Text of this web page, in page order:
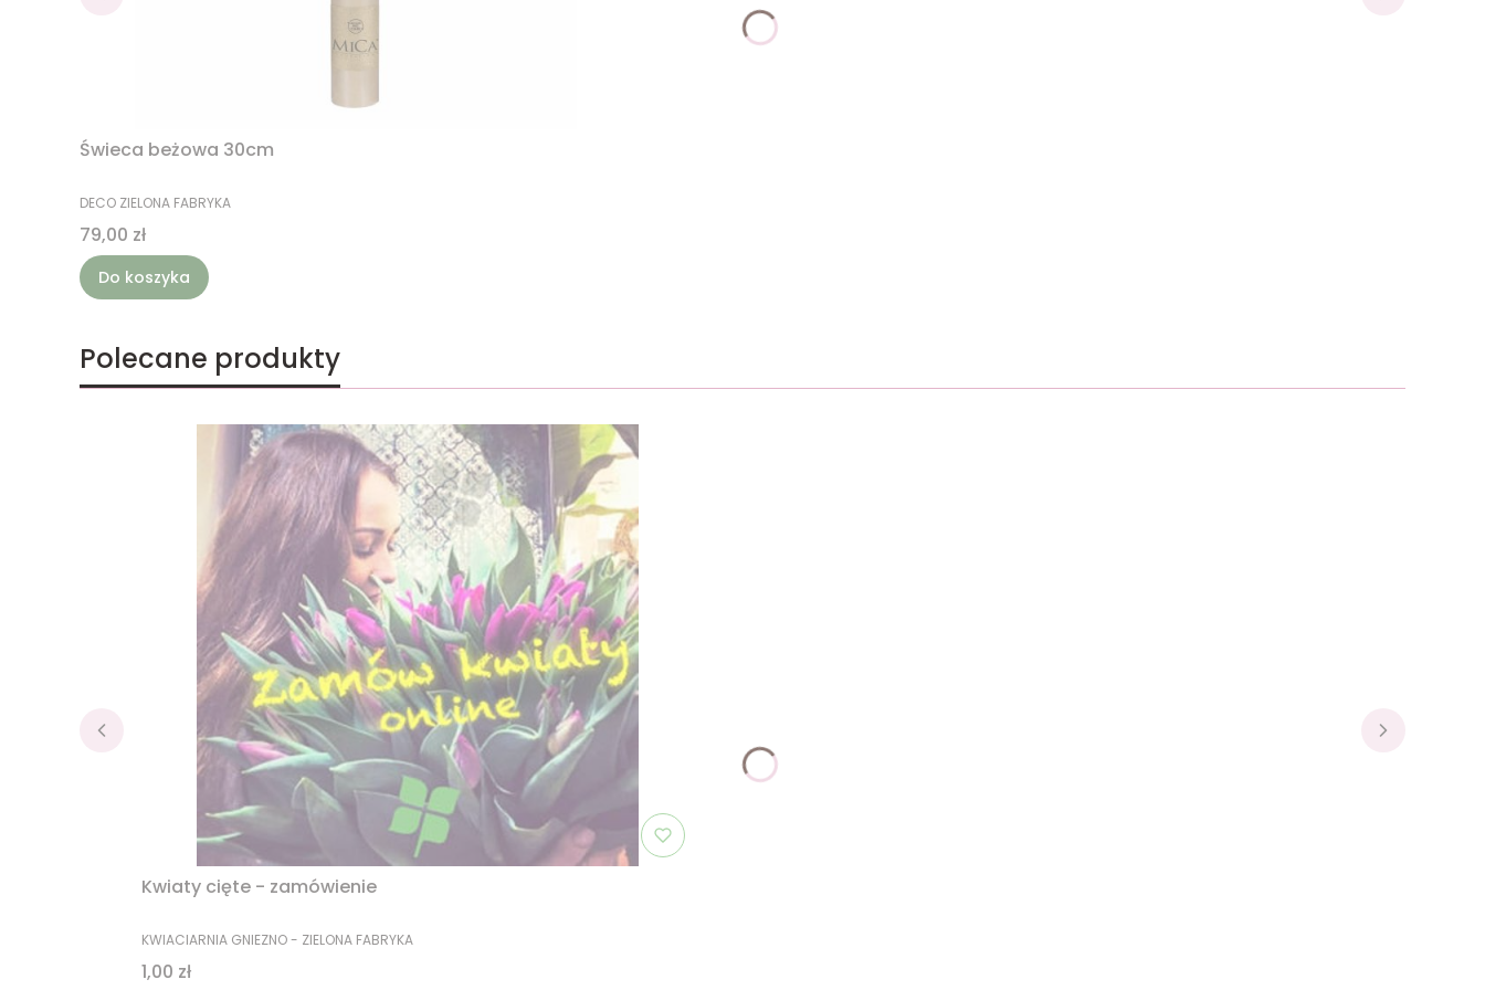
Świeca beżowa 30cm
PRODUCENT
DECO ZIELONA FABRYKA
Cena
79,00 zł
Do koszyka
Polecane produkty
Kwiaty cięte - zamówienie
PRODUCENT
KWIACIARNIA GNIEZNO - ZIELONA FABRYKA
Cena
1,00 zł